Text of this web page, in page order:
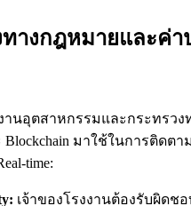
ทางกฎหมายและค่า
านอุตสาหกรรมและกระทรวง
มาใช้ในการติดตา
time:
เจ้าของโรงงานต้องรับผิดช